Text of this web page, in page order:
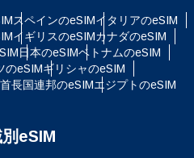
スペインのeSIMイタリアのeSIM
イギリスのeSIMカナダのeSIM
日本のeSIMベトナムのeSIM
のeSIMギリシャのeSIM
長国連邦のeSIMエジプトのeSIM
eSIM